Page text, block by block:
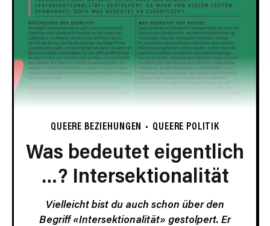
QUEERE BEZIEHUNGEN QUEERE POLITIK
Was bedeutet eigentlich
…? Intersektionalität
Vielleicht bist du auch schon über den
Begriff «Intersektionalität» gestolpert. Er